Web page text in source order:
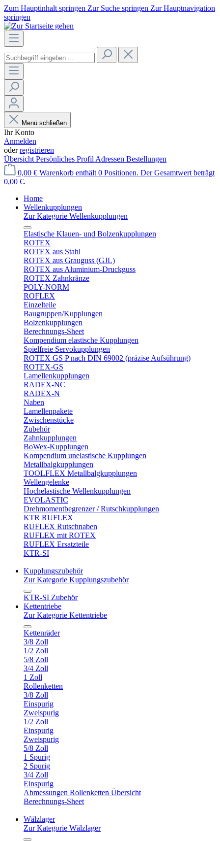
Zum Hauptinhalt springen Zur Suche springen Zur Hauptnavigation
springen
Menü schließen
Ihr Konto
Anmelden
oderregistrieren
Übersicht Persönliches Profil Adressen Bestellungen
0,00 € Warenkorb enthält 0 Positionen. Der Gesamtwert beträgt
0,00 €.
Home
Wellenkupplungen
Zur Kategorie Wellenkupplungen
Elastische Klauen- und Bolzenkupplungen
ROTEX
ROTEX aus Stahl
ROTEX aus Grauguss (GJL)
ROTEX aus Aluminium-Druckguss
ROTEX Zahnkränze
POLY-NORM
ROFLEX
Einzelteile
Baugruppen/Kupplungen
Bolzenkupplungen
Berechnungs-Sheet
Kompendium elastische Kupplungen
Spielfreie Servokupplungen
ROTEX GS P nach DIN 69002 (präzise Aufsührung)
ROTEX-GS
Lamellenkupplungen
RADEX-NC
RADEX-N
Naben
Lamellenpakete
Zwischenstücke
Zubehör
Zahnkupplungen
BoWex-Kupplungen
Kompendium unelastische Kupplungen
Metallbalgkupplungen
TOOLFLEX Metallbalgkupplungen
Wellengelenke
Hochelastische Wellenkupplungen
EVOLASTIC
Drehmomentbegrenzer / Rutschkupplungen
KTR RUFLEX
RUFLEX Rutschnaben
RUFLEX mit ROTEX
RUFLEX Ersatzteile
KTR-SI
Kupplungszubehör
Zur Kategorie Kupplungszubehör
KTR-SI Zubehör
Kettentriebe
Zur Kategorie Kettentriebe
Kettenräder
3/8 Zoll
1/2 Zoll
5/8 Zoll
3/4 Zoll
1 Zoll
Rollenketten
3/8 Zoll
Einspurig
Zweispurig
1/2 Zoll
Einspurig
Zweispurig
5/8 Zoll
1 Spurig
2 Spurig
3/4 Zoll
Einspurig
Abmessungen Rollenketten Übersicht
Berechnungs-Sheet
Wälzlager
Zur Kategorie Wälzlager